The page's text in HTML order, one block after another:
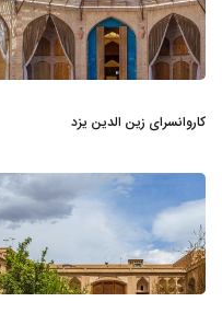
کاروانسرای زین الدین یزد